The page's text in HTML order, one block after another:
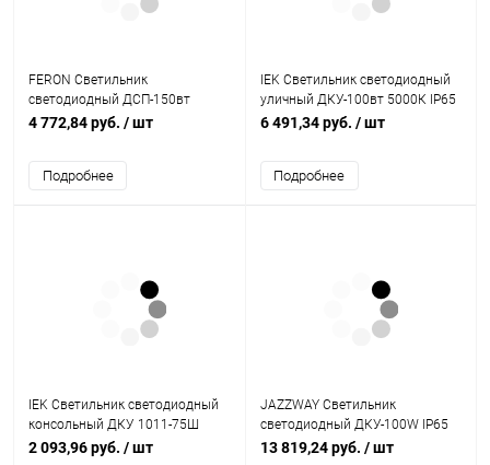
FERON Светильник
светодиодный ДСП-150вт
6400К 16000Лм 120 гр. IP65
4 772,84 руб. / шт
Подробнее
IEK Светильник светодиодный
уличный ДКУ-100вт 5000К IP65
(LDKU0-1002-100-5000-K03)
6 491,34 руб. / шт
Подробнее
IEK Светильник светодиодный
консольный ДКУ 1011-75Ш
5000К IP65 (LT-DKU1-1011-075-
2 093,96 руб. / шт
JAZZWAY Светильник
светодиодный ДКУ-100W IP65
10600Лм 5000К (5005822)
13 819,24 руб. / шт